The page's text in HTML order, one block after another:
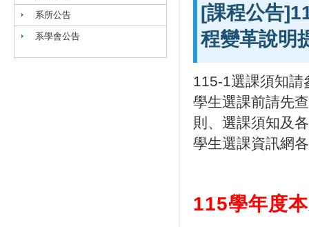
系所公告
系學會公告
[課程公告
程變革說明
115-1選課須知請
學生選課前請先
則、選課須知及
學生選課資訊網
115學年度